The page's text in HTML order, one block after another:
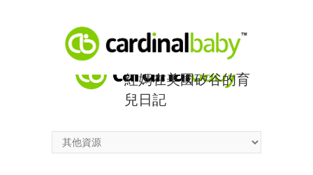
紅媽在美國矽谷的育
兒日記